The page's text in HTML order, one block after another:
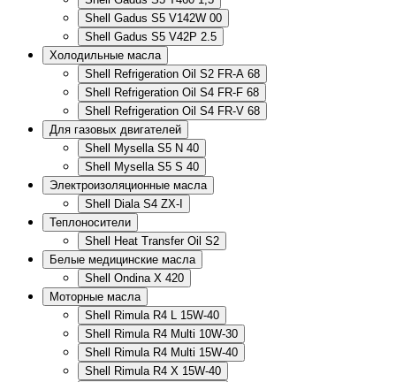
Shell Gadus S5 V142W 00
Shell Gadus S5 V42P 2.5
Холодильные масла
Shell Refrigeration Oil S2 FR-A 68
Shell Refrigeration Oil S4 FR-F 68
Shell Refrigeration Oil S4 FR-V 68
Для газовых двигателей
Shell Mysella S5 N 40
Shell Mysella S5 S 40
Электроизоляционные масла
Shell Diala S4 ZX-I
Теплоносители
Shell Heat Transfer Oil S2
Белые медицинские масла
Shell Ondina X 420
Моторные масла
Shell Rimula R4 L 15W-40
Shell Rimula R4 Multi 10W-30
Shell Rimula R4 Multi 15W-40
Shell Rimula R4 X 15W-40